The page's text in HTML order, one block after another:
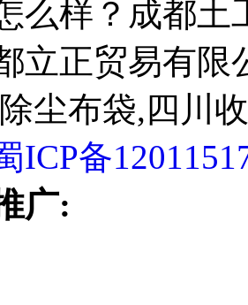
么样？成都
立正贸易有
尘布袋,四川
ICP备
广: